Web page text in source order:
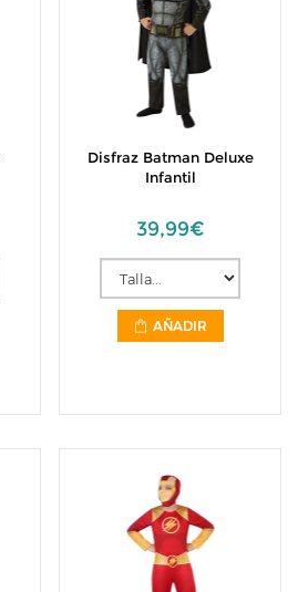
Disfraz Batman Deluxe
Infantil
39,99€
AÑADIR